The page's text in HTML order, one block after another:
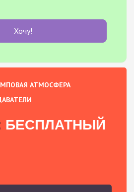
Хочу!
АТМОСФЕРА
БЕСПЛАТНЫЙ